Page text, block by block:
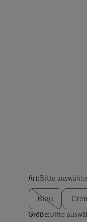
Art:Bitte
Blau
Größe:Bitte